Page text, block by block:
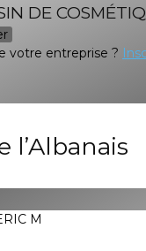
DE
votre entreprise ?
l’Albanais